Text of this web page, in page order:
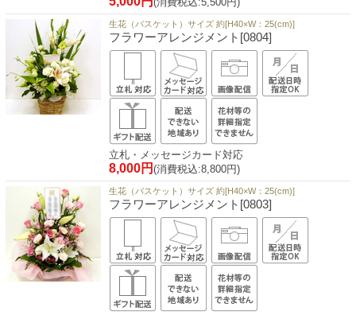
生花（バスケット）サイズ 約[H40×W：25(cm)]
フラワーアレンジメント[0804]
立札・メッセージカード対応
8,000円 (消費税込:8,800円)
生花（バスケット）サイズ 約[H40×W：25(cm)]
フラワーアレンジメント[0803]